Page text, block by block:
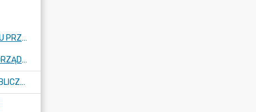
RAPORTY O ODZIAŁYWANIU PRZEDSIĘWZIĘĆ NA ŚRODOWISKO
UTRZYMANIE CZYSTOŚCI I PORZĄDKU
UDOSTĘPNIANIE INFORMACJI PUBLICZNEJ